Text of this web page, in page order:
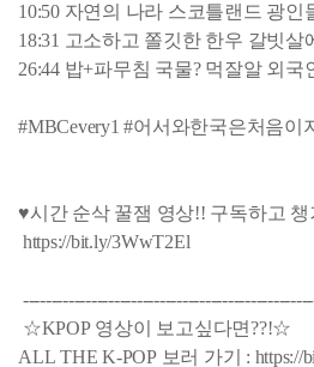
10:50 자연의 나라 스코틀랜드 광
18:31 고소하고 쫄깃한 한우 갈빗
26:44 밥+파무침 국물? 먹잘알 외
#MBCevery1 #어서와한국은처음이
♥시간 순삭 꿀잼 영상!! 구독하고
https://bit.ly/3WwT2El
☆KPOP 영상이 보고싶다면??!☆
ALL THE K-POP 보러 가기 : https://